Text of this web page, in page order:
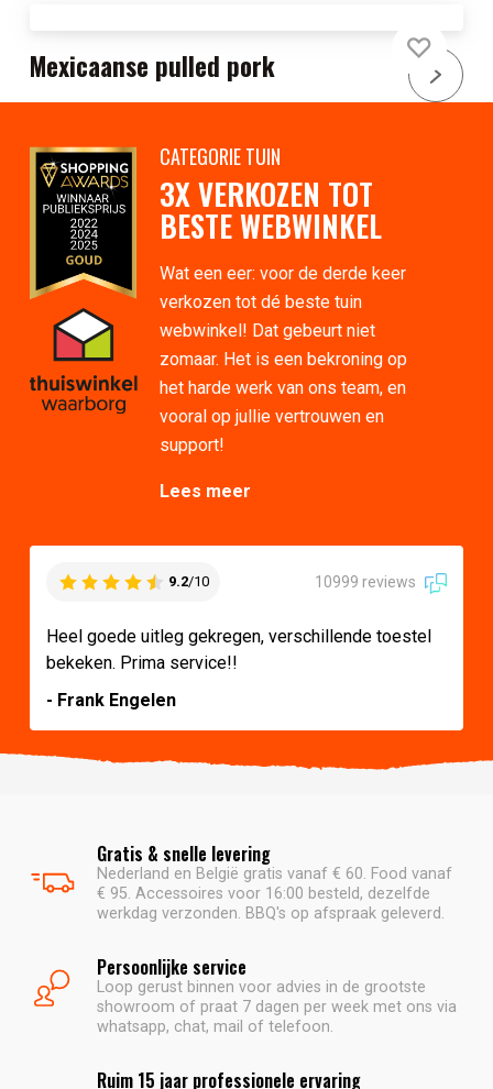
Mexicaanse pulled pork
CATEGORIE TUIN
3X VERKOZEN TOT
BESTE WEBWINKEL
Wat een eer: voor de derde keer
verkozen tot dé beste tuin
webwinkel! Dat gebeurt niet
zomaar. Het is een bekroning op
het harde werk van ons team, en
vooral op jullie vertrouwen en
support!
Lees meer
9.2/10 10999 reviews
Heel goede uitleg gekregen, verschillende toestel
bekeken. Prima service!!
- Frank Engelen
Gratis & snelle levering
Nederland en België gratis vanaf € 60. Food vanaf
€ 95. Accessoires voor 16:00 besteld, dezelfde
werkdag verzonden. BBQ's op afspraak geleverd.
Persoonlijke service
Loop gerust binnen voor advies in de grootste
showroom of praat 7 dagen per week met ons via
whatsapp, chat, mail of telefoon.
Ruim 15 jaar professionele ervaring